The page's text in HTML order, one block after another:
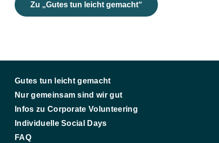
Zu „Gutes tun leicht gemacht“
Gutes tun leicht gemacht
Nur gemeinsam sind wir gut
Infos zu Corporate Volunteering
Individuelle Social Days
FAQ